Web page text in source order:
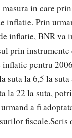
in care
inflatie. Prin
inflatie, BNR va
prin
pentru
suta la 6,5 la
la 22 la suta,
a fi
fiscale.Scris